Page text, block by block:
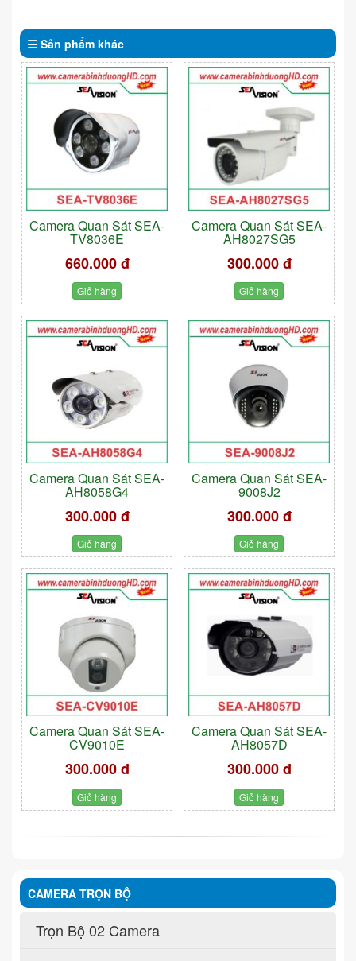
Sản phẩm khác
Camera Quan Sát SEA-
TV8036E
660.000 đ
Giỏ hàng
Camera Quan Sát SEA-
AH8027SG5
300.000 đ
Giỏ hàng
Camera Quan Sát SEA-
AH8058G4
300.000 đ
Giỏ hàng
Camera Quan Sát SEA-
9008J2
300.000 đ
Giỏ hàng
Camera Quan Sát SEA-
CV9010E
300.000 đ
Giỏ hàng
Camera Quan Sát SEA-
AH8057D
300.000 đ
Giỏ hàng
CAMERA TRỌN BỘ
Trọn Bộ 02 Camera